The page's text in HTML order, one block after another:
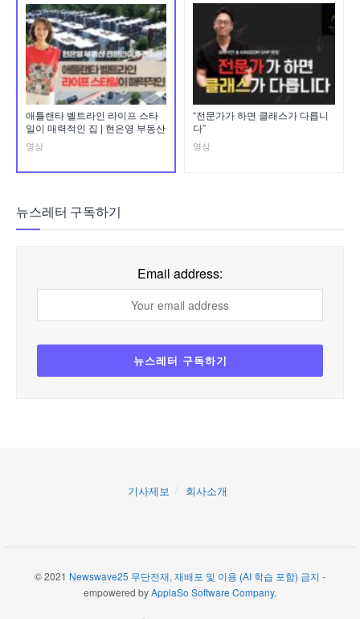
애틀랜타 벨트라인 라이프 스타
일이 매력적인 집 | 현은영 부동산
영상
“전문가가 하면 클래스가 다릅니
다”
영상
뉴스레터 구독하기
Email address:
기사제보 회사소개
© 2021 Newswave25 무단전재, 재배포 및 이용 (AI 학습 포함) 금지 -
empowered byApplaSo Software Company.